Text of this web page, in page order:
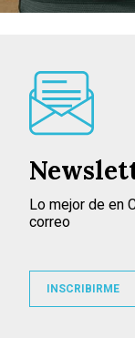
Lo mejor de en
correo
INSCRIBIRME